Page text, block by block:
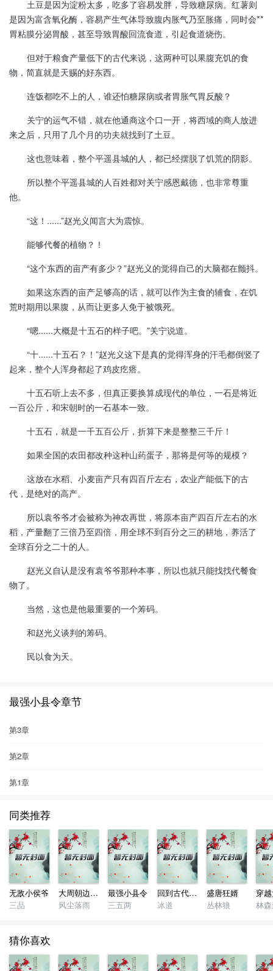
土豆是因为淀粉太多，吃多了容易发胖，导致糖尿病。红薯则
是因为富含氧化酶，容易产生气体导致腹内胀气乃至胀痛，同时会**
胃粘膜分泌胃酸，甚至导致胃酸回流食道，引起食道烧伤。
但对于粮食产量低下的古代来说，这两种可以果腹充饥的食
物，简直就是天赐的好东西。
连饭都吃不上的人，谁还怕糖尿病或者胃胀气胃反酸？
关宁的运气不错，就在他通商这个口一开，将西域的商人放进
来之后，只用了几个月的功夫就找到了土豆。
这也意味着，整个平遥县城的人，都已经摆脱了饥荒的阴影。
所以整个平遥县城的人百姓都对关宁感恩戴德，也非常尊重
他。
“这！......”赵光义闻言大为震惊。
能够代餐的植物？！
“这个东西的亩产有多少？”赵光义的觉得自己的大脑都在颤抖。
如果这东西的亩产足够高的话，就可以作为主食的辅食，在饥
荒时期用以果腹，从而让更多人免于被饿死。
“嗯......大概是十五石的样子吧。”关宁说道。
“十......十五石？！”赵光义这下是真的觉得浑身的汗毛都倒竖了
起来，整个人浑身都起了鸡皮疙瘩。
十五石听上去不多，但真正要换算成现代的单位，一石是将近
一百公斤，和宋朝时的一石基本一致。
十五石，就是一千五百公斤，折算下来是整整三千斤！
如果全国的农田都改种这种山药蛋子，那将是何等的规模？
这放在水稻、小麦亩产只有四百斤左右，农业产能低下的古
代，是绝对的高产。
所以袁爷爷才会被称为神农再世，将原本亩产四百斤左右的水
稻，产量翻了三倍乃至四倍，用全球不到百分之三的耕地，养活了
全球百分之二十的人。
赵光义自认是没有袁爷爷那种本事，所以也就只能找找代餐食
物了。
当然，这也是他最重要的一个筹码。
和赵光义谈判的筹码。
民以食为天。
最强小县令章节
第3章
第2章
第1章
同类推荐
无敌小侯爷
三品
大周朝边境武关外
风尘落雨
最强小县令
三五两
回到古代当大富豪
冰道
盛唐狂婿
丛林狼
林
猜你喜欢